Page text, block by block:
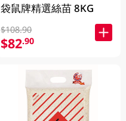
袋鼠牌精選絲苗 8KG
$108.90
$82.90